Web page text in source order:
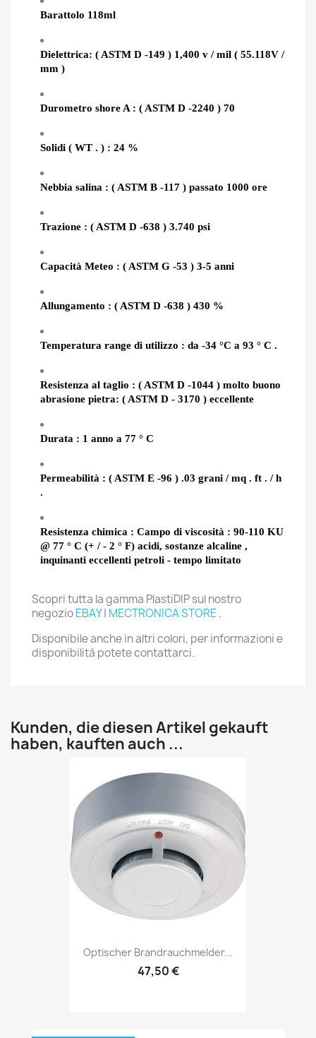
Barattolo 118ml
Dielettrica: ( ASTM D -149 ) 1,400 v / mil ( 55.118V /
mm )
Durometro shore A : ( ASTM D -2240 ) 70
Solidi ( WT . ) : 24 %
Nebbia salina : ( ASTM B -117 ) passato 1000 ore
Trazione : ( ASTM D -638 ) 3.740 psi
Capacità Meteo : ( ASTM G -53 ) 3-5 anni
Allungamento : ( ASTM D -638 ) 430 %
Temperatura range di utilizzo : da -34 °C a 93 ° C .
Resistenza al taglio : ( ASTM D -1044 ) molto buono
abrasione pietra: ( ASTM D - 3170 ) eccellente
Durata : 1 anno a 77 ° C
Permeabilità : ( ASTM E -96 ) .03 grani / mq . ft . / h
.
Resistenza chimica : Campo di viscosità : 90-110 KU
@ 77 ° C (+ / - 2 ° F) acidi, sostanze alcaline ,
inquinanti eccellenti petroli - tempo limitato
Scopri tutta la gamma PlastiDIP sul nostro
negozioEBAY| MECTRONICA STORE.
Disponibile anche in altri colori, per informazioni e
disponibilità potete contattarci.
Kunden, die diesen Artikel gekauft
haben, kauften auch ...
Optischer Brandrauchmelder...
47,50 €